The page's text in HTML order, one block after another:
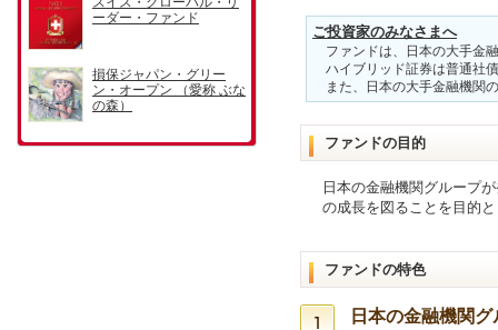
ご投資家のみなさまへ
ファンドは、日本の大手金
ハイブリッド証券は普通社
また、日本の大手金融機関
ファンドの目的
日本の金融機関グループ
の成長を図ることを目的
ファンドの特色
日本の金融機関